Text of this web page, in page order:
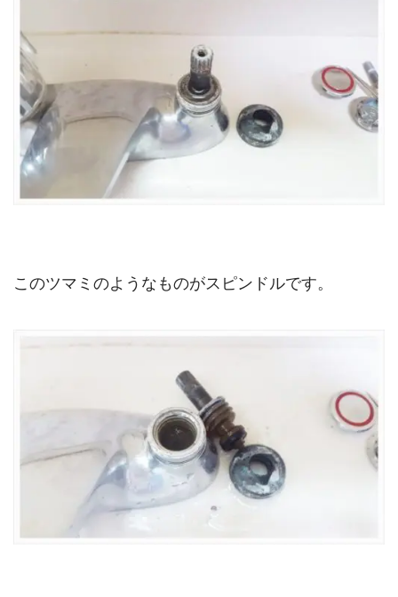
このツマミのようなものがスピンドルです。